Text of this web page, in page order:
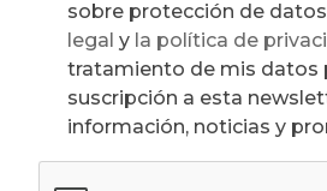
legal y la política de
tratamiento de mis datos
suscripción a esta
información, noticias y